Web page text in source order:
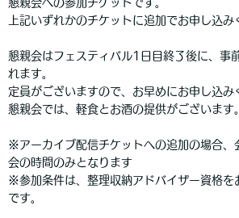
上記いずれかのチケットに追加でお申し込み
懇親会はフェスティバル1日目終了後に、事
れます。
定員がございますので、お早めにお申し込み
懇親会では、軽食とお酒の提供がございます。
※アーカイブ配信チケットへの追加の場合、
会の時間のみとなります
※参加条件は、整理収納アドバイザー資格
です。